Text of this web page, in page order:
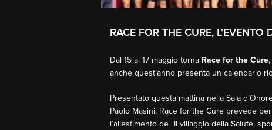
RACE FOR THE CURE,
Dal 15 al 17 maggio torna Race for the Cure
anche quest’anno presenta un calendario
Presentato questa mattina nella Sala
Paolo Masini, Race for the Cure prevede
l’allestimento de “Il villaggio della Salute,